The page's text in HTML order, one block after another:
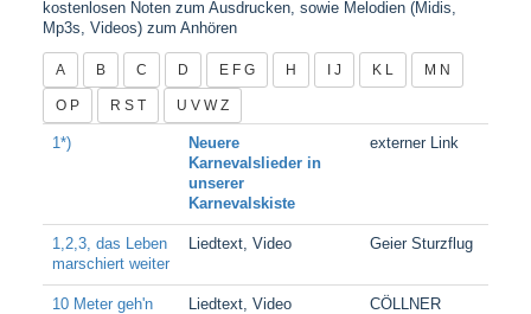
kostenlosen Noten zum Ausdrucken, sowie Melodien (Midis,
Mp3s, Videos) zum Anhören
A B C D E F G H I J K L M N
O P R S T U V W Z
1*)
Neuere
Karnevalslieder in
unserer
Karnevalskiste
externer Link
1,2,3, das Leben
marschiert weiter
Liedtext, Video Geier Sturzflug
10 Meter geh'n Liedtext, Video CÖLLNER